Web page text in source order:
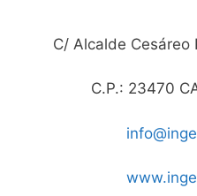
C/ Alcalde Cesáreo
C.P.: 23470